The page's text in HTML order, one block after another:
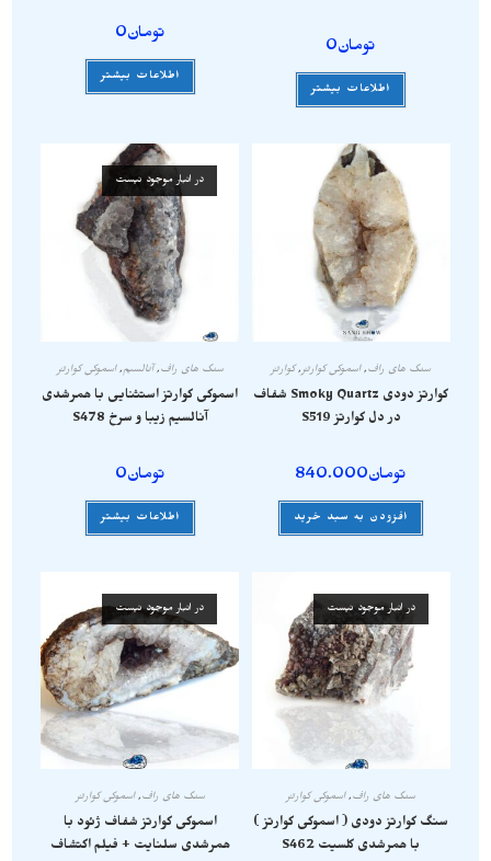
تومان0
اطلاعات بیشتر
تومان0
اطلاعات بیشتر
سنگ های راف,اسموکی کوارتز,کوارتز
کوارتز دودی Smoky Quartz شفاف
در دل کوارتز S519
تومان840.000
افزودن به سبد خرید
در انبار موجود نیست
سنگ های راف,آنالسیم,اسموکی کوارتز
اسموکی کوارتز استثنایی با همرشدی
آنالسیم زیبا و سرخ S478
تومان0
اطلاعات بیشتر
در انبار موجود نیست
سنگ های راف,اسموکی کوارتز
سنگ کوارتز دودی ( اسموکی کوارتز )
با همرشدی کلسیت S462
در انبار موجود نیست
سنگ های راف,اسموکی کوارتز
اسموکی کوارتز شفاف ژئود با
همرشدی سلنایت + فیلم اکتشاف